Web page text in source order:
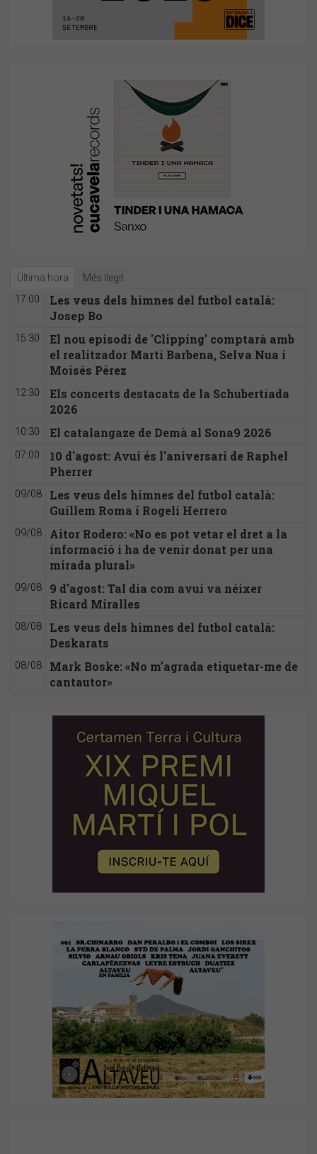
Última hora Més llegit
17:00
Les veus dels himnes del futbol català:
Josep Bo
15:30
El nou episodi de 'Clipping' comptarà amb
el realitzador Martí Barbena, Selva Nua i
Moisés Pérez
12:30
Els concerts destacats de la Schubertíada
2026
10:30 El catalangaze de Demà al Sona9 2026
07:00
10 d'agost: Avui és l'aniversari de Raphel
Pherrer
09/08
Les veus dels himnes del futbol català:
Guillem Roma i Rogeli Herrero
09/08
Aitor Rodero: «No es pot vetar el dret a la
informació i ha de venir donat per una
mirada plural»
09/08
9 d'agost: Tal dia com avui va néixer
Ricard Miralles
08/08
Les veus dels himnes del futbol català:
Deskarats
08/08
Mark Boske: «No m’agrada etiquetar-me de
cantautor»